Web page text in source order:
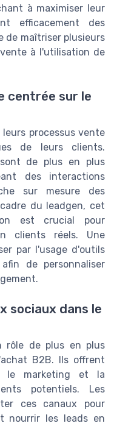
à maximiser leur
efficacement des
de maîtriser plusieurs
à l'utilisation de
centrée sur le
processus vente
de leurs clients.
de plus en plus
des interactions
sur mesure des
du leadgen, cet
est crucial pour
clients réels. Une
par l'usage d'outils
de personnaliser
sociaux dans le
rôle de plus en plus
B2B. Ils offrent
le marketing et la
potentiels. Les
ces canaux pour
nourrir les leads en